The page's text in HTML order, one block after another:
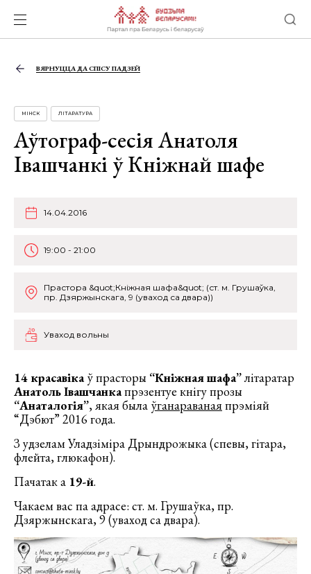
ВЯРНУЦЦА ДА СПІСУ ПАДЗЕЙ
МІНСК ЛІТАРАТУРА
Аўтограф-сесія Анатоля
Івашчанкі ў Кніжнай шафе
14.04.2016
19:00 - 21:00
Прастора &quot;Кніжная шафа&quot; (ст. м. Грушаўка,
пр. Дзяржынскага, 9 (уваход са двара))
Уваход вольны
14 красавікаў прасторы “Кніжная шафа”літаратар
Анатоль Івашчанкапрэзентуе кнігу прозы
“Анаталогія”, якая была ўганараванаяпрэміяй
“Дэбют” 2016 года.
З удзелам Уладзіміра Дрындрожыка (спевы, гітара,
флейта, глюкафон).
Пачатак а 19-й.
Чакаем вас па адрасе: ст. м. Грушаўка, пр.
Дзяржынскага, 9 (уваход са двара).